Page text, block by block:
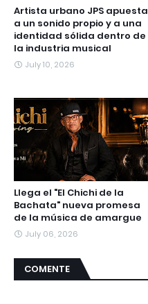
Artista urbano JPS apuesta
a un sonido propio y a una
identidad sólida dentro de
la industria musical
July 10, 2026
Llega el "El Chichi de la
Bachata" nueva promesa
de la música de amargue
July 06, 2026
COMENTE